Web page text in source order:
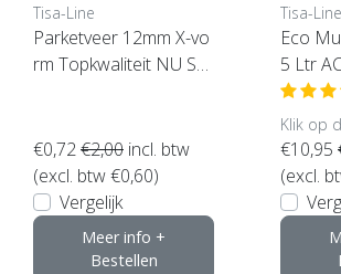
Tisa-Line
Parketveer 12mm X-vo
rm Topkwaliteit NU SU
€0,72€2,00 incl. btw
(excl. btw €0,60)
Vergelijk
Meer info +
Bestellen
Tisa-Line
Eco
5 Ltr
oeren
€10,95
(excl.